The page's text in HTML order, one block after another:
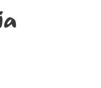
bin für Sie da!